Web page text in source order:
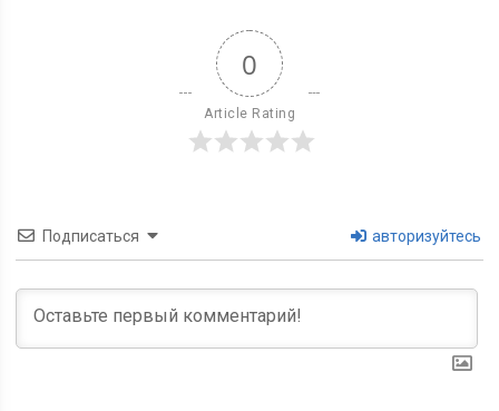
0
Article Rating
Подписаться авторизуйтесь